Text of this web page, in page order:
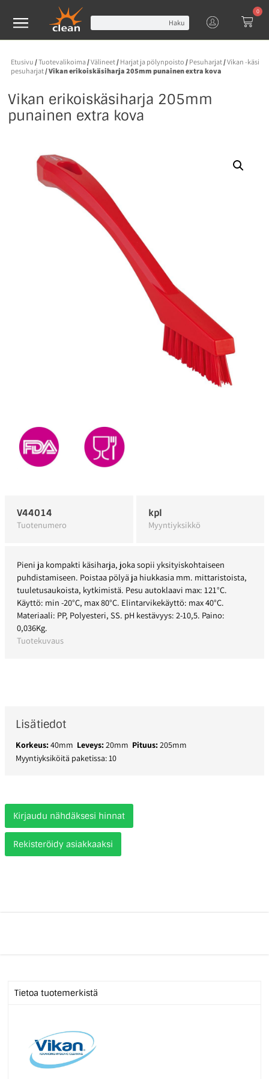
Haku
0
Etusivu /Tuotevalikoima/Välineet/ Harjat ja pölynpoisto / Pesuharjat/Vikan -käsi
pesuharjat/ Vikan erikoiskäsiharja 205mm punainen extra kova
Vikan erikoiskäsiharja 205mm
punainen extra kova
V44014
Tuotenumero
kpl
Myyntiyksikkö
Pieni ja kompakti käsiharja, joka sopii yksityiskohtaiseen
puhdistamiseen. Poistaa pölyä ja hiukkasia mm. mittaristoista,
tuuletusaukoista, kytkimistä. Pesu autoklaavi max: 121°C.
Käyttö: min -20°C, max 80°C. Elintarvikekäyttö: max 40°C.
Materiaali: PP, Polyesteri, SS. pH kestävyys: 2-10,5. Paino:
0,036Kg.
Tuotekuvaus
Lisätiedot
Korkeus:40mm Leveys:20mm Pituus:205mm
Myyntiyksiköitä paketissa: 10
Kirjaudu nähdäksesi hinnat
Rekisteröidy asiakkaaksi
Tietoa tuotemerkistä